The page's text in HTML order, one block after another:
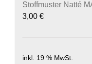
Stoffmuster Natté
3,00 €
inkl. 19 % MwSt.